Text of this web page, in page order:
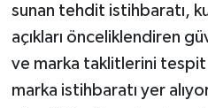
sunan tehdit istihbaratı,
açıkları önceliklendiren
ve marka taklitlerini tespit
marka istihbaratı yer